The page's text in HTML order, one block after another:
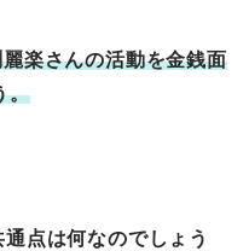
楽さんの活動を金銭面
。
点は何なのでしょう